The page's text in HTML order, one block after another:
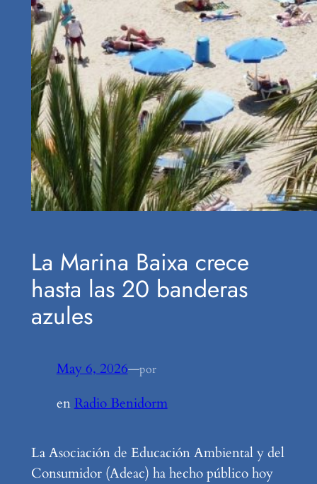
La Marina Baixa crece
hasta las 20 banderas
azules
May 6, 2026—por
en Radio Benidorm
La Asociación de Educación Ambiental y del
Consumidor (Adeac) ha hecho público hoy